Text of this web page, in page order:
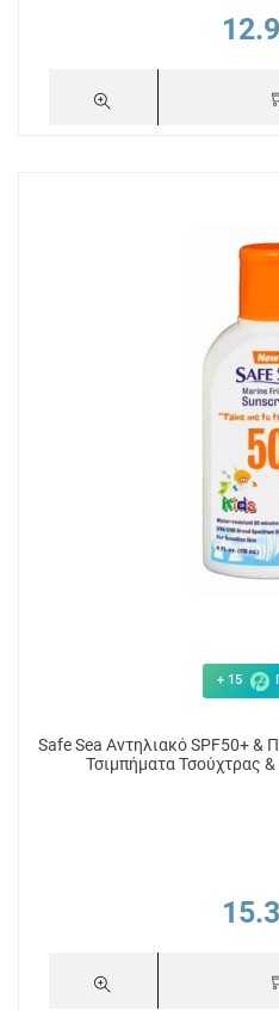
+ 15
Safe Sea Αντηλιακό SPF50+ & Προστατευτική Λοσιόν από τα
Τσιμπήματα Τσούχτρας